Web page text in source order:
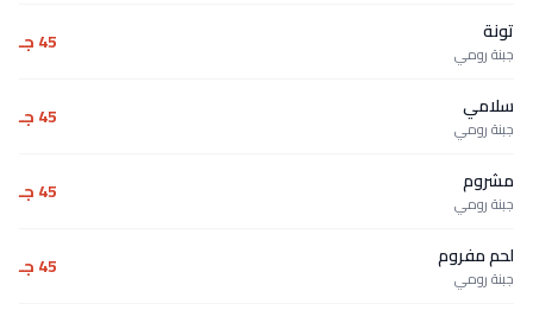
تونة
جبنة رومي 45 جـ
سلامي
جبنة رومي 45 جـ
مشروم
جبنة رومي 45 جـ
لحم مفروم
جبنة رومي 45 جـ